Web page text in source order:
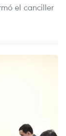
el canciller